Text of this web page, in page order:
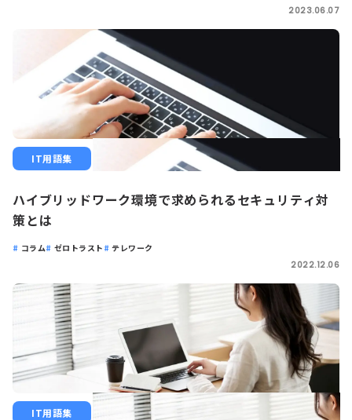
2023.06.07
IT用語集
ハイブリッドワーク環境で求められるセキュリティ対
策とは
コラム ゼロトラスト
テレワーク
2022.12.06
IT用語集